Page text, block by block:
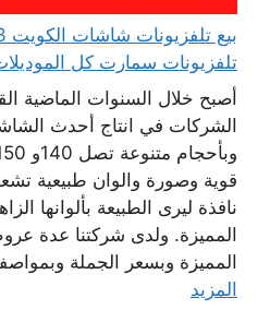
تلفزيونات سمارت كل
أصبح خلال السنوات الماضية
الشركات في انتاج أحدث
قوية وصورة والوان طبيعية
نافذة ليرى الطبيعة بألوانها
المميزة. ولدى شركتنا عدة
المميزة وبسعر الجملة
المزيد